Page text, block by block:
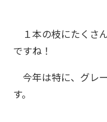
１本の枝にたくさ
ですね！
今年は特に、グレ
す。